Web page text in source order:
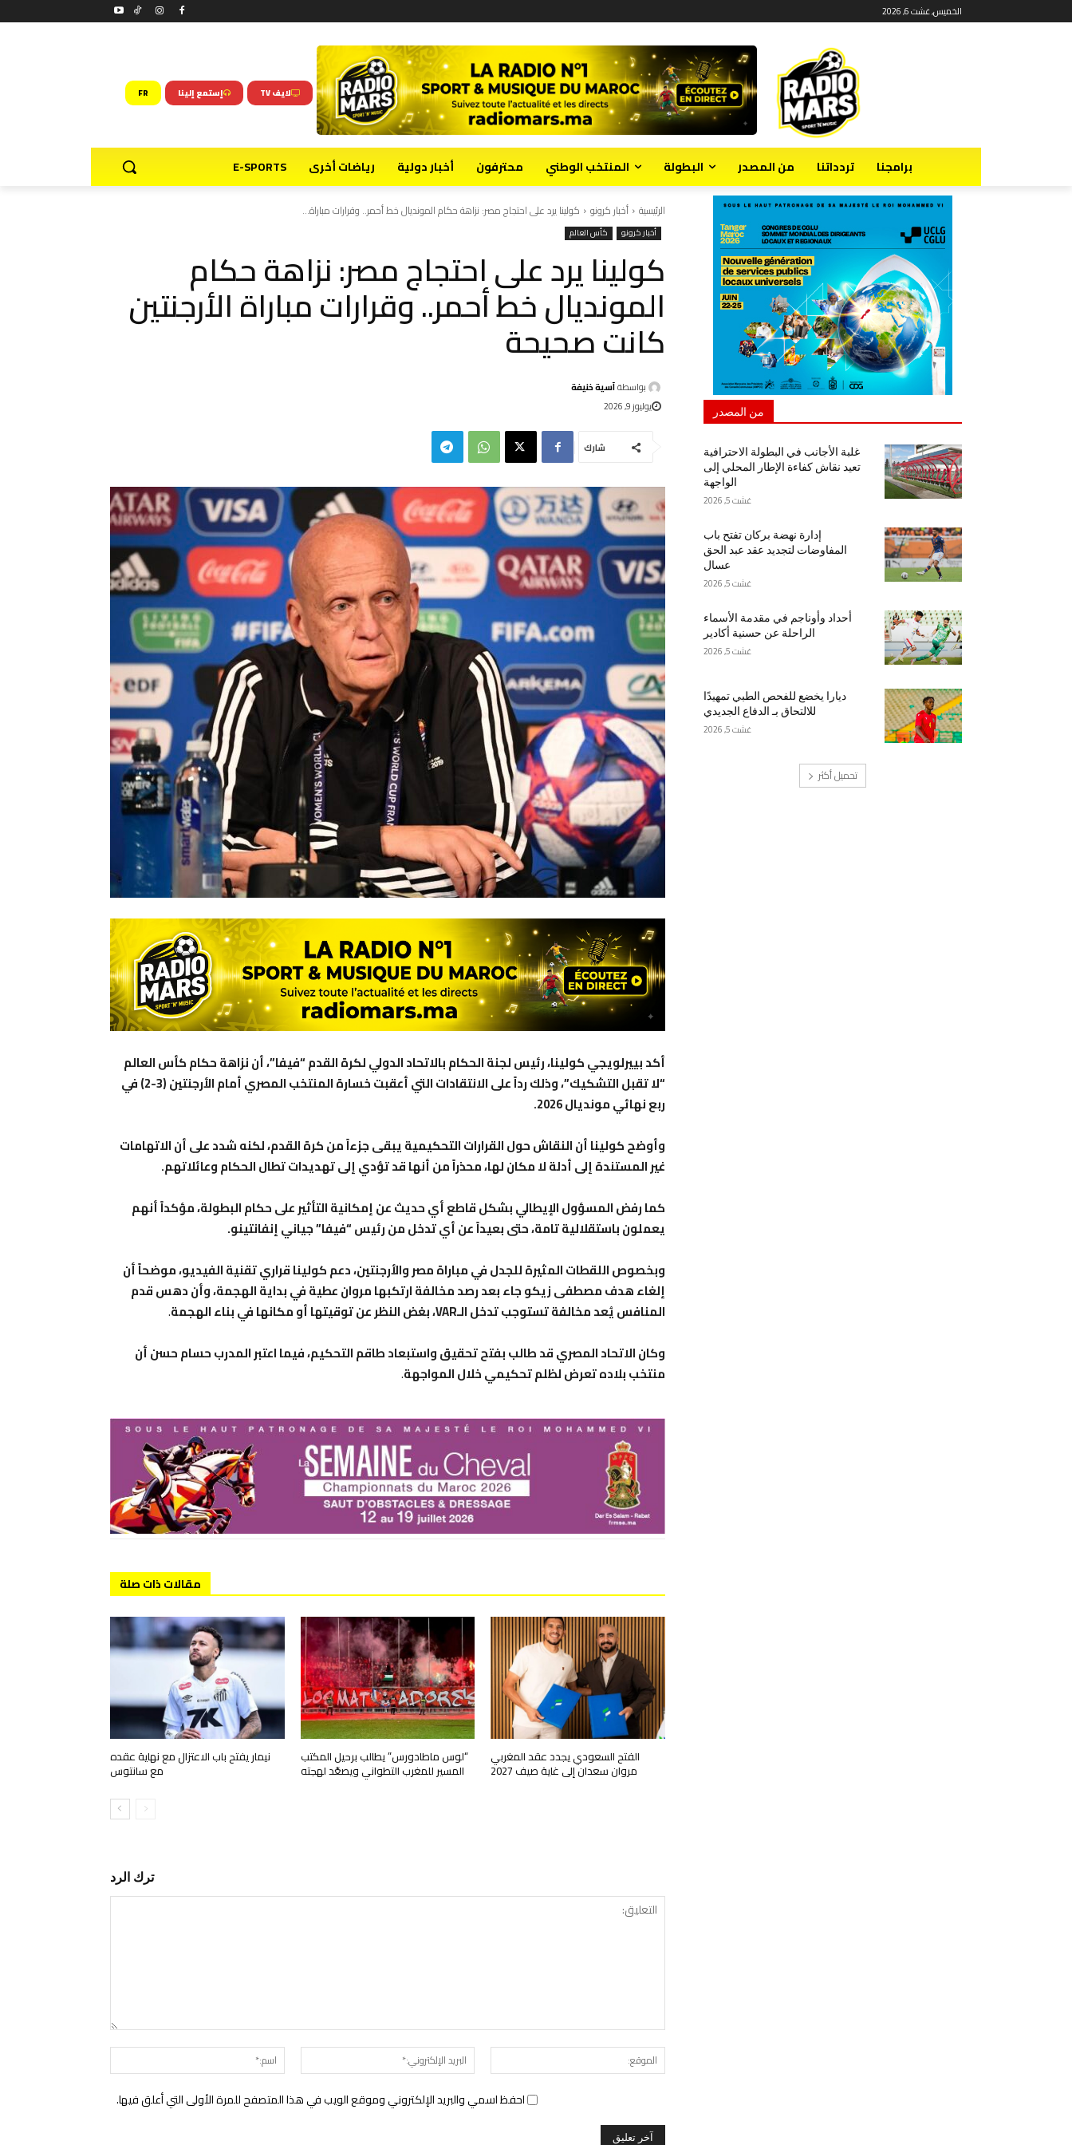
الخميس, غشت 6, 2026
لايف TV إستمع إلينا FR
برامجنا تردداتنا من المصدر البطولة المنتخب الوطني محترفون أخبار دولية رياضات أخرى E-SPORTS
الرئيسية أخبار كرونو كولينا يرد على احتجاج مصر: نزاهة حكام المونديال خط أحمر.. وقرارات مباراة...
أخبار كرونو كأس العالم
كولينا يرد على احتجاج مصر: نزاهة حكام
المونديال خط أحمر.. وقرارات مباراة الأرجنتين
كانت صحيحة
بواسطةآسية خنيفة
يوليوز 9, 2026
شارك
أكد بييرلويجي كولينا، رئيس لجنة الحكام بالاتحاد الدولي لكرة القدم “فيفا”، أن نزاهة حكام كأس العالم
“لا تقبل التشكيك”، وذلك رداً على الانتقادات التي أعقبت خسارة المنتخب المصري أمام الأرجنتين (3-2) في
ربع نهائي مونديال 2026.
وأوضح كولينا أن النقاش حول القرارات التحكيمية يبقى جزءاً من كرة القدم، لكنه شدد على أن الاتهامات
غير المستندة إلى أدلة لا مكان لها، محذراً من أنها قد تؤدي إلى تهديدات تطال الحكام وعائلاتهم.
كما رفض المسؤول الإيطالي بشكل قاطع أي حديث عن إمكانية التأثير على حكام البطولة، مؤكداً أنهم
يعملون باستقلالية تامة، حتى بعيداً عن أي تدخل من رئيس “فيفا” جياني إنفانتينو.
وبخصوص اللقطات المثيرة للجدل في مباراة مصر والأرجنتين، دعم كولينا قراري تقنية الفيديو، موضحاً أن
إلغاء هدف مصطفى زيكو جاء بعد رصد مخالفة ارتكبها مروان عطية في بداية الهجمة، وأن دهس قدم
المنافس يُعد مخالفة تستوجب تدخل الـVAR، بغض النظر عن توقيتها أو مكانها في بناء الهجمة
.
وكان الاتحاد المصري قد طالب بفتح تحقيق واستبعاد طاقم التحكيم، فيما اعتبر المدرب حسام حسن أن
منتخب بلاده تعرض لظلم تحكيمي خلال المواجهة.
مقالات ذات صلة
الفتح السعودي يجدد عقد المغربي
مروان سعدان إلى غاية صيف 2027
“لوس ماطادورس” يطالب برحيل المكتب
المسير للمغرب التطواني ويصعّد لهجته
نيمار يفتح باب الاعتزال مع نهاية عقده
مع سانتوس
ترك الرد
التعليق:
اسم:*
البريد
الإلكتروني:*
الموقع:
احفظ اسمي والبريد الإلكتروني وموقع الويب في هذا المتصفح للمرة الأولى التي أعلق فيها.
من المصدر
غلبة الأجانب في البطولة الاحترافية
تعيد نقاش كفاءة الإطار المحلي إلى
الواجهة
غشت 5, 2026
إدارة نهضة بركان تفتح باب
المفاوضات لتجديد عقد عبد الحق
عسال
غشت 5, 2026
أحداد وأوناجم في مقدمة الأسماء
الراحلة عن حسنية أكادير
غشت 5, 2026
ديارا يخضع للفحص الطبي تمهيدًا
للالتحاق بـ الدفاع الجديدي
غشت 5, 2026
تحميل أكثر